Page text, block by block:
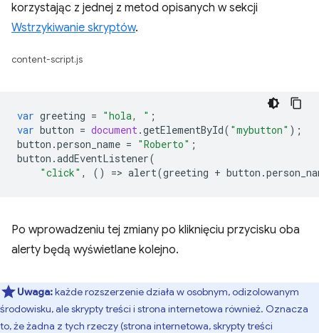
korzystając z jednej z metod opisanych w sekcji
Wstrzykiwanie skryptów.
content-script.js
var greeting = "hola, " ;
var button = document.getElementById( "mybutton" );
button .person_name = "Roberto" ;
button .addEventListener(
"click" , () => alert(greeting + button .
Po wprowadzeniu tej zmiany po kliknięciu przycisku oba
alerty będą wyświetlane kolejno.
Uwaga:każde rozszerzenie działa w osobnym, odizolowanym
środowisku, ale skrypty treści i strona internetowa również. Oznacza
to, że żadna z tych rzeczy (strona internetowa, skrypty treści